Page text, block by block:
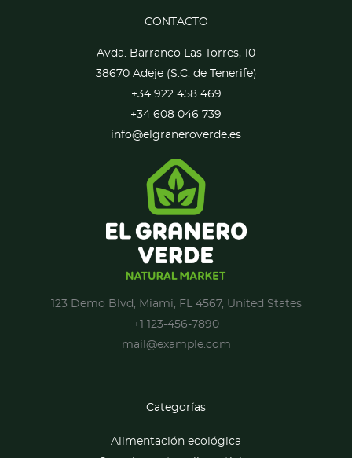
CONTACTO
Avda. Barranco Las Torres, 10
38670 Adeje (S.C. de Tenerife)
+34 922 458 469
+34 608 046 739
info@elgraneroverde.es
123 Demo Blvd, Miami, FL 4567, United States
+1 123-456-7890
mail@example.com
Categorías
Alimentación ecológica